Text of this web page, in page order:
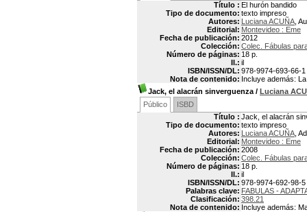
Título : El hurón bandido
Tipo de documento: texto impreso
Autores: Luciana ACUÑA ,
Editorial: Montevideo : Eme
Fecha de publicación: 2012
Colección: Colec. Fábulas
Número de páginas: 18 p.
Il.: il
ISBN/ISSN/DL: 978-9974-693-66-1
Nota de contenido: Incluye además:
Jack, el alacrán sinverguenza / Luciana
Público
ISBD
Título : Jack, el alacrán
Tipo de documento: texto impreso
Autores: Luciana ACUÑA ,
Editorial: Montevideo : Eme
Fecha de publicación: 2008
Colección: Colec. Fábulas
Número de páginas: 18 p.
Il.: il
ISBN/ISSN/DL: 978-9974-692-98-5
Palabras clave: FABULAS -
Clasificación: 398.21
Nota de contenido: Incluye además: